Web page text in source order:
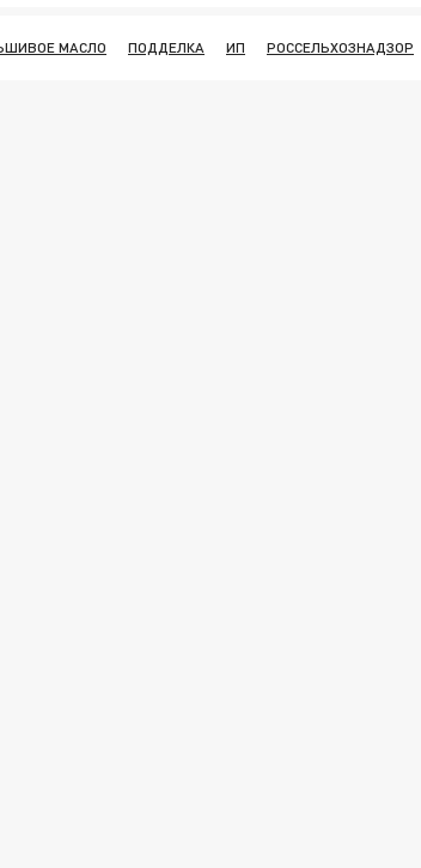
МАСЛО ПОДДЕЛКА ИП РОССЕЛЬХОЗНАДЗОР